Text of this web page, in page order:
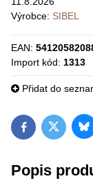
Výrobce: SIBEL
EAN:
Import kód: 1313
Přidat do
FacebookTwitter
Popis